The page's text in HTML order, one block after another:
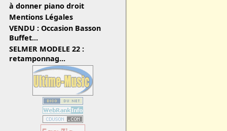
à donner piano droit
Mentions Légales
VENDU : Occasion Basson
Buffet...
SELMER MODELE 22 :
retamponnag...